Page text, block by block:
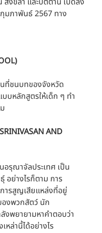
มภาพันธ์ 2567 ทาง
นที่ชนบทของจังหวัด
บหลักสูตรให้เด็ก ๆ ทำ
AND
อรุณาจัลประเทศ เป็น
อย่างไรก็ตาม การ
ารสูญเสียแหล่งที่อยู่
งพวกสัตว์ นัก
งพยายามหาคำตอบว่า
ล่านี้ได้อย่างไร